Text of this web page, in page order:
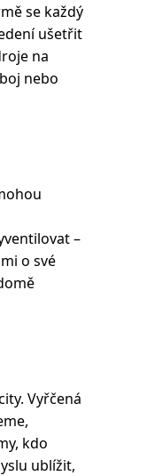
se každý
ušetřit
na
nebo
–
o své
Vyřčená
kdo
ublížit,